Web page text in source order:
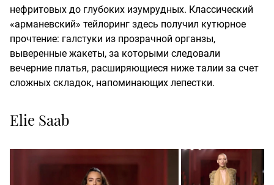
нефритовых до глубоких изумрудных. Классический
«арманевский» тейлоринг здесь получил кутюрное
прочтение: галстуки из прозрачной органзы,
выверенные жакеты, за которыми следовали
вечерние платья, расширяющиеся ниже талии за счет
сложных складок, напоминающих лепестки.
Elie Saab